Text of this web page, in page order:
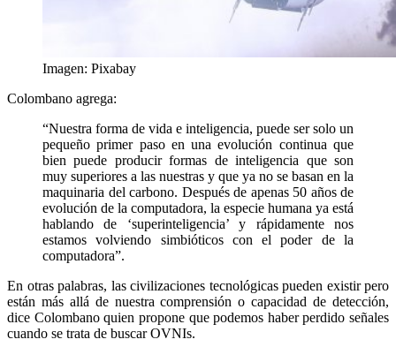
Imagen: Pixabay
Colombano agrega:
“Nuestra forma de vida e inteligencia, puede ser solo un
pequeño primer paso en una evolución continua que
bien puede producir formas de inteligencia que son
muy superiores a las nuestras y que ya no se basan en la
maquinaria del carbono. Después de apenas 50 años de
evolución de la computadora, la especie humana ya está
hablando de ‘superinteligencia’ y rápidamente nos
estamos volviendo simbióticos con el poder de la
computadora”.
En otras palabras, las civilizaciones tecnológicas pueden existir pero
están más allá de nuestra comprensión o capacidad de detección,
dice Colombano quien propone que podemos haber perdido señales
cuando se trata de buscar OVNIs.